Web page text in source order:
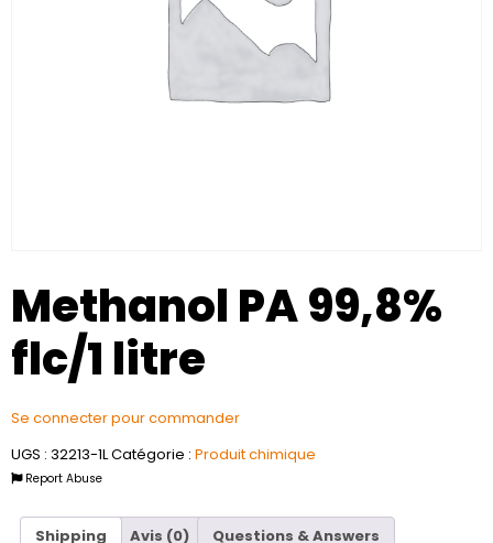
Methanol PA 99,8%
flc/1 litre
Se connecter pour commander
UGS : 32213-1LCatégorie : Produit chimique
Report Abuse
Shipping Avis (0)
Questions & Answers